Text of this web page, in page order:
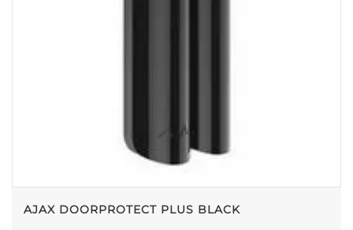
AJAX DOORPROTECT PLUS BLACK